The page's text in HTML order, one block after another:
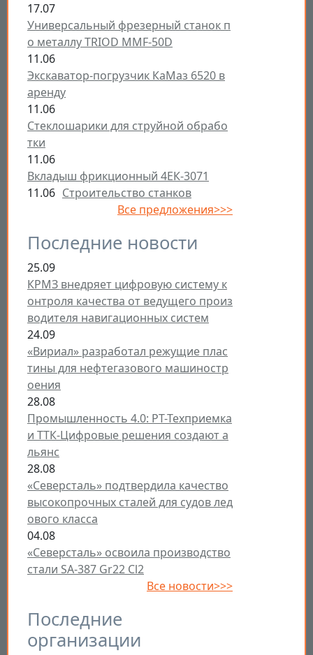
17.07
Универсальный фрезерный станок п
о металлу TRIOD MMF-50D
11.06
Экскаватор-погрузчик КаМаз 6520 в
аренду
11.06
Стеклошарики для струйной обрабо
тки
11.06
Вкладыш фрикционный 4ЕК-3071
11.06 Строительство станков
Все предложения>>>
Последние новости
25.09
КРМЗ внедряет цифровую систему к
онтроля качества от ведущего произ
водителя навигационных систем
24.09
«Вириал» разработал режущие плас
тины для нефтегазового машиностр
оения
28.08
Промышленность 4.0: РТ-Техприемка
и ТТК-Цифровые решения создают а
льянс
28.08
«Северсталь» подтвердила качество
высокопрочных сталей для судов лед
ового класса
04.08
«Северсталь» освоила производство
стали SA-387 Gr22 Cl2
Все новости>>>
Последние
организации